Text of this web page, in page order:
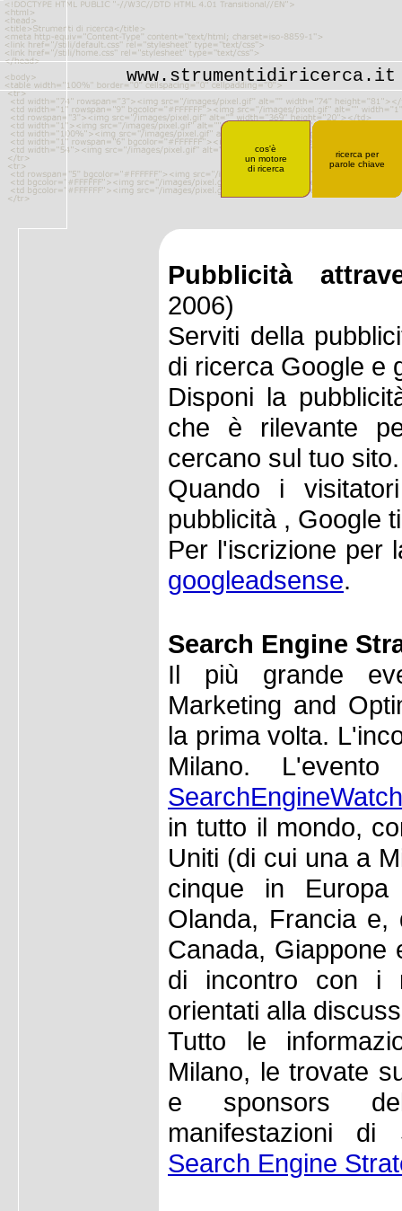
www.strumentidiricerca.it
cos'è
un motore
di ricerca
ricerca per
parole chiave
Pubblicità
2006)
Serviti della
di ricerca Google e
Disponi la
che è rilevante
cercano sul tuo sito.
Quando i
pubblicità , Google
Per l'iscrizione per
googleadsense.
Search Engine
Il più grande
Marketing and
la prima volta.
Milano.
in tutto il mondo,
Uniti (di cui una a
cinque in Europa
Olanda, Francia
Canada, Giappone
di incontro con i
orientati alla
Tutto le
Milano, le trovate
e sponsors
manifestazioni
Search Engine